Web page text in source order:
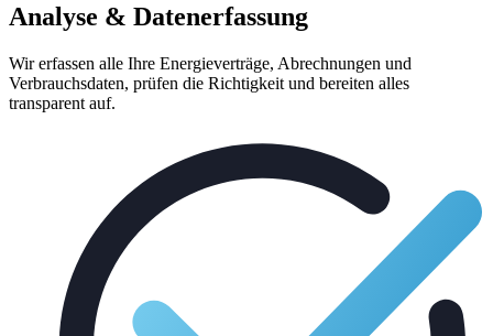
Analyse & Datenerfassung
Wir erfassen alle Ihre Energieverträge, Abrechnungen und
Verbrauchsdaten, prüfen die Richtigkeit und bereiten alles
transparent auf.